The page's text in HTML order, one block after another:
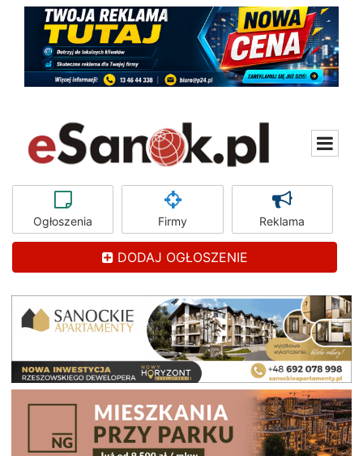
Ogłoszenia Firmy Reklama
DODAJ OGŁOSZENIE